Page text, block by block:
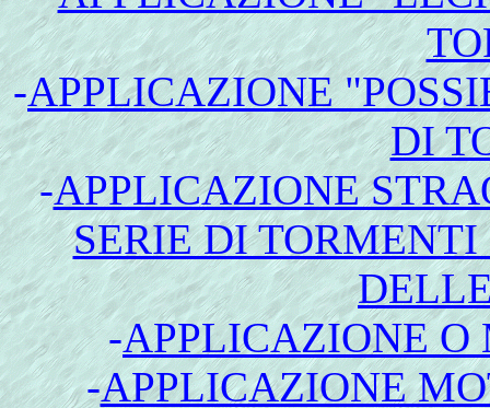
-APPLICAZIONE
DI
-APPLICAZIONE
SERIE DI
-APPLICAZIONE O
-APPLICAZIONE